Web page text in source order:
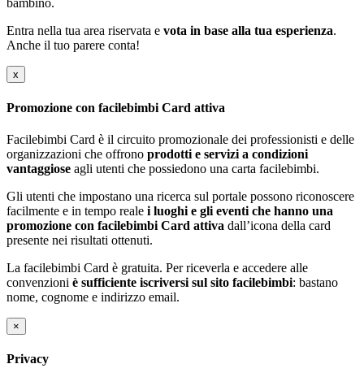
bambino.
Entra nella tua area riservata e vota in base alla tua esperienza.
Anche il tuo parere conta!
x
Promozione con facilebimbi Card attiva
Facilebimbi Card è il circuito promozionale dei professionisti e delle
organizzazioni che offrono prodotti e servizi a condizioni
vantaggiose agli utenti che possiedono una carta facilebimbi.
Gli utenti che impostano una ricerca sul portale possono riconoscere
facilmente e in tempo reale i luoghi e gli eventi che hanno una
promozione con facilebimbi Card attiva dall’icona della card
presente nei risultati ottenuti.
La facilebimbi Card è gratuita. Per riceverla e accedere alle
convenzioni è sufficiente iscriversi sul sito facilebimbi: bastano
nome, cognome e indirizzo email.
×
Privacy